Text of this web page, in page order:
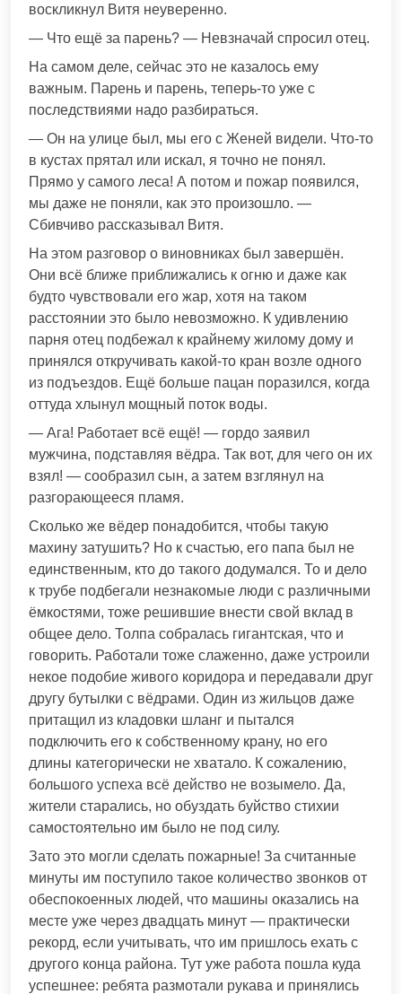
воскликнул Витя неуверенно.
— Что ещё за парень? — Невзначай спросил отец.
На самом деле, сейчас это не казалось ему
важным. Парень и парень, теперь-то уже с
последствиями надо разбираться.
— Он на улице был, мы его с Женей видели. Что-то
в кустах прятал или искал, я точно не понял.
Прямо у самого леса! А потом и пожар появился,
мы даже не поняли, как это произошло. —
Сбивчиво рассказывал Витя.
На этом разговор о виновниках был завершён.
Они всё ближе приближались к огню и даже как
будто чувствовали его жар, хотя на таком
расстоянии это было невозможно. К удивлению
парня отец подбежал к крайнему жилому дому и
принялся откручивать какой-то кран возле одного
из подъездов. Ещё больше пацан поразился, когда
оттуда хлынул мощный поток воды.
— Ага! Работает всё ещё! — гордо заявил
мужчина, подставляя вёдра. Так вот, для чего он их
взял! — сообразил сын, а затем взглянул на
разгорающееся пламя.
Сколько же вёдер понадобится, чтобы такую
махину затушить? Но к счастью, его папа был не
единственным, кто до такого додумался. То и дело
к трубе подбегали незнакомые люди с различными
ёмкостями, тоже решившие внести свой вклад в
общее дело. Толпа собралась гигантская, что и
говорить. Работали тоже слаженно, даже устроили
некое подобие живого коридора и передавали друг
другу бутылки с вёдрами. Один из жильцов даже
притащил из кладовки шланг и пытался
подключить его к собственному крану, но его
длины категорически не хватало. К сожалению,
большого успеха всё действо не возымело. Да,
жители старались, но обуздать буйство стихии
самостоятельно им было не под силу.
Зато это могли сделать пожарные! За считанные
минуты им поступило такое количество звонков от
обеспокоенных людей, что машины оказались на
месте уже через двадцать минут — практически
рекорд, если учитывать, что им пришлось ехать с
другого конца района. Тут уже работа пошла куда
успешнее: ребята размотали рукава и принялись